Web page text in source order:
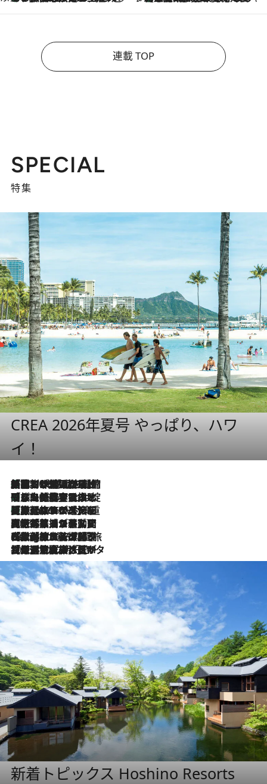
連載 TOP
SPECIAL
特集
CREA 2026年夏号 やっぱり、ハワ
イ！
2026.8.6
「荷物が増えるほど旅ストレスは増す」美容ジャーナリストがたどり着いた最終結論。“化粧品を劇的に減らす”感動の凝縮美容とは
2026.8.6
「旅先には金髪ウィッグを持参」日本と同じメイクでは損してる!? 美容ジャーナリストが提案する“掟破りの旅美容”とは
2026.8.6
【厳選旅コスメ】「身軽さ＆UV対策重視！」ヘアアーティストshucoが選んだ夏旅ベストコスメを発表【Mサイズジップ】
2026.8.5
【厳選旅コスメ】国内をあちこち移動する河井菜摘が選んだ夏旅ベストコスメ発表！「リラックスアイテムはマスト」【Mサイズジップ】
2026.8.4
【厳選旅コスメ】「紫外線＆乾燥対策しながらメイク感も！」ヘア＆メイクGeorgeが選んだ夏旅ベストコスメを発表！【Mサイズジップ】
2026.8.3
【厳選旅コスメ】「保湿もタイパ重視！」“サウナ好き”タレント清水みさとが愛用する夏旅ベストコスメを発表！【Mサイズジップ】
新着トピックス Hoshino Resorts